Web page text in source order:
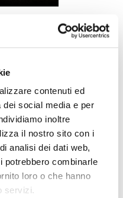
contenuti ed
dei social media e per
inoltre
il nostro sito con i
analisi dei dati web,
potrebbero combinarle
loro o che hanno
servizi.